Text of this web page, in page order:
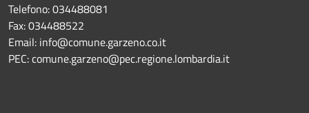
Telefono: 034488081
Fax: 034488522
Email: info@comune.garzeno.co.it
PEC: comune.garzeno@pec.regione.lombardia.it